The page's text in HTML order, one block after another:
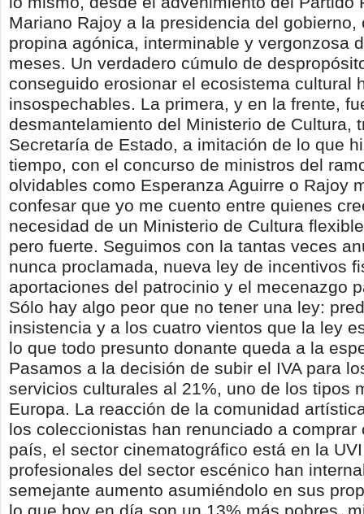
Mariano Rajoy a la presidencia del gobierno,
propina agónica, interminable y vergonzosa
meses. Un verdadero cúmulo de
conseguido erosionar el ecosistema cultural
insospechables. La primera, y en la frente,
desmantelamiento del Ministerio de Cultura,
Secretaría de Estado, a imitación de lo que
tiempo, con el concurso de ministros del
olvidables como Esperanza Aguirre o Rajoy
confesar que yo me cuento entre quienes
necesidad de un Ministerio de Cultura
pero fuerte. Seguimos con la tantas veces
nunca proclamada, nueva ley de incentivos
aportaciones del patrocinio y el mecenazgo
Sólo hay algo peor que no tener una ley:
insistencia y a los cuatro vientos que la ley
lo que todo presunto donante queda a la
Pasamos a la decisión de subir el IVA para
servicios culturales al 21%, uno de los tipos
Europa. La reacción de la comunidad
los coleccionistas han renunciado a comprar
país, el sector cinematográfico está en la
profesionales del sector escénico han
semejante aumento asumiéndolo en sus